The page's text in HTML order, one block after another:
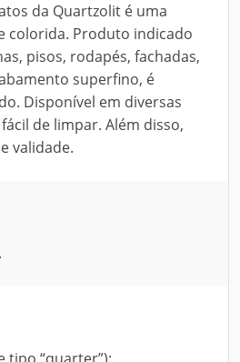
da Quartzolit é uma
colorida. Produto indicado
pisos, rodapés, fachadas,
superfino, é
Disponível em diversas
de limpar. Além disso,
validade.